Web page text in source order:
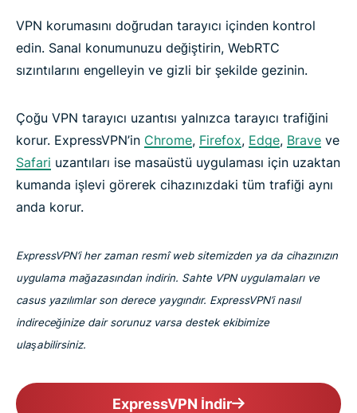
VPN korumasını doğrudan tarayıcı içinden kontrol
edin. Sanal konumunuzu değiştirin, WebRTC
sızıntılarını engelleyin ve gizli bir şekilde gezinin.
Çoğu VPN tarayıcı uzantısı yalnızca tarayıcı trafiğini
korur. ExpressVPN’in Chrome, Firefox, Edge, Brave ve
Safari uzantıları ise masaüstü uygulaması için uzaktan
kumanda işlevi görerek cihazınızdaki tüm trafiği aynı
anda korur.
ExpressVPN’i her zaman resmî web sitemizden ya da cihazınızın
uygulama mağazasından indirin. Sahte VPN uygulamaları ve
casus yazılımlar son derece yaygındır. ExpressVPN’i nasıl
indireceğinize dair sorunuz varsa destek ekibimize
ulaşabilirsiniz.
ExpressVPN İndir